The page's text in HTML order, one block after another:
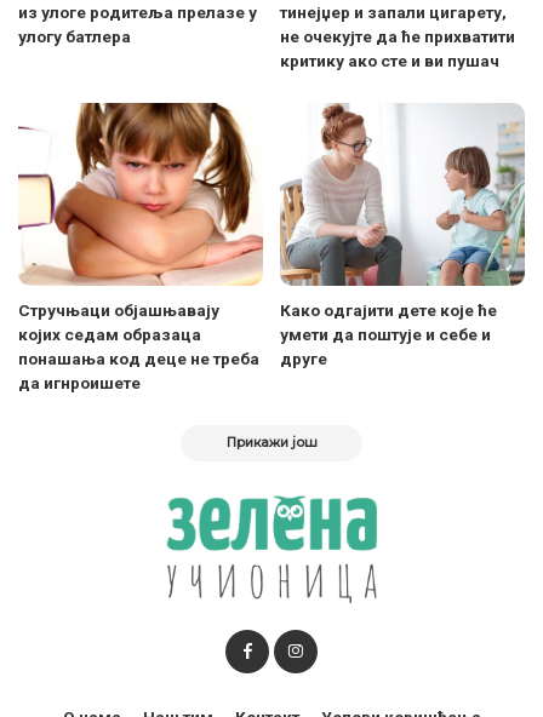
из улоге родитеља прелазе у
улогу батлера
тинејџер и запали цигарету,
не очекујте да ће прихватити
критику ако сте и ви пушач
Стручњаци објашњавају
којих седам образаца
понашања код деце не треба
да игнроишете
Како одгајити дете које ће
умети да поштује и себе и
друге
Прикажи још